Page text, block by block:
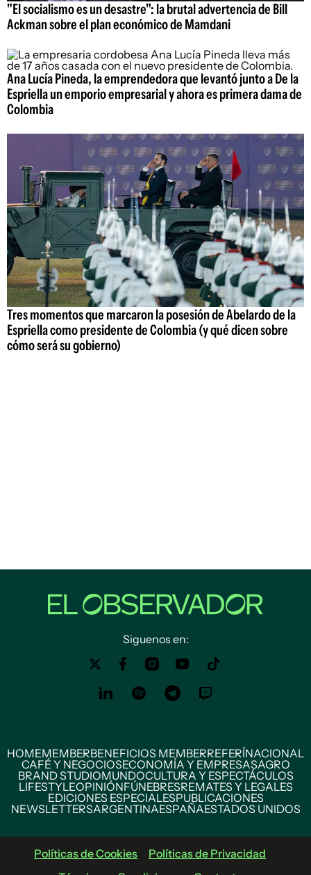
"El socialismo es un desastre": la brutal advertencia de Bill
Ackman sobre el plan económico de Mamdani
Ana Lucía Pineda, la emprendedora que levantó junto a De la
Espriella un emporio empresarial y ahora es primera dama de
Colombia
Tres momentos que marcaron la posesión de Abelardo de la
Espriella como presidente de Colombia (y qué dicen sobre
cómo será su gobierno)
Siguenos en:
HOMEMEMBERBENEFICIOS MEMBERREFERÍNACIONAL
CAFÉ Y NEGOCIOSECONOMÍA Y EMPRESASAGRO
BRAND STUDIOMUNDOCULTURA Y ESPECTÁCULOS
LIFESTYLEOPINIÓNFÚNEBRESREMATES Y LEGALES
EDICIONES ESPECIALESPUBLICACIONES
NEWSLETTERSARGENTINAESPAÑAESTADOS UNIDOS
Políticas de Cookies
Políticas de Privacidad